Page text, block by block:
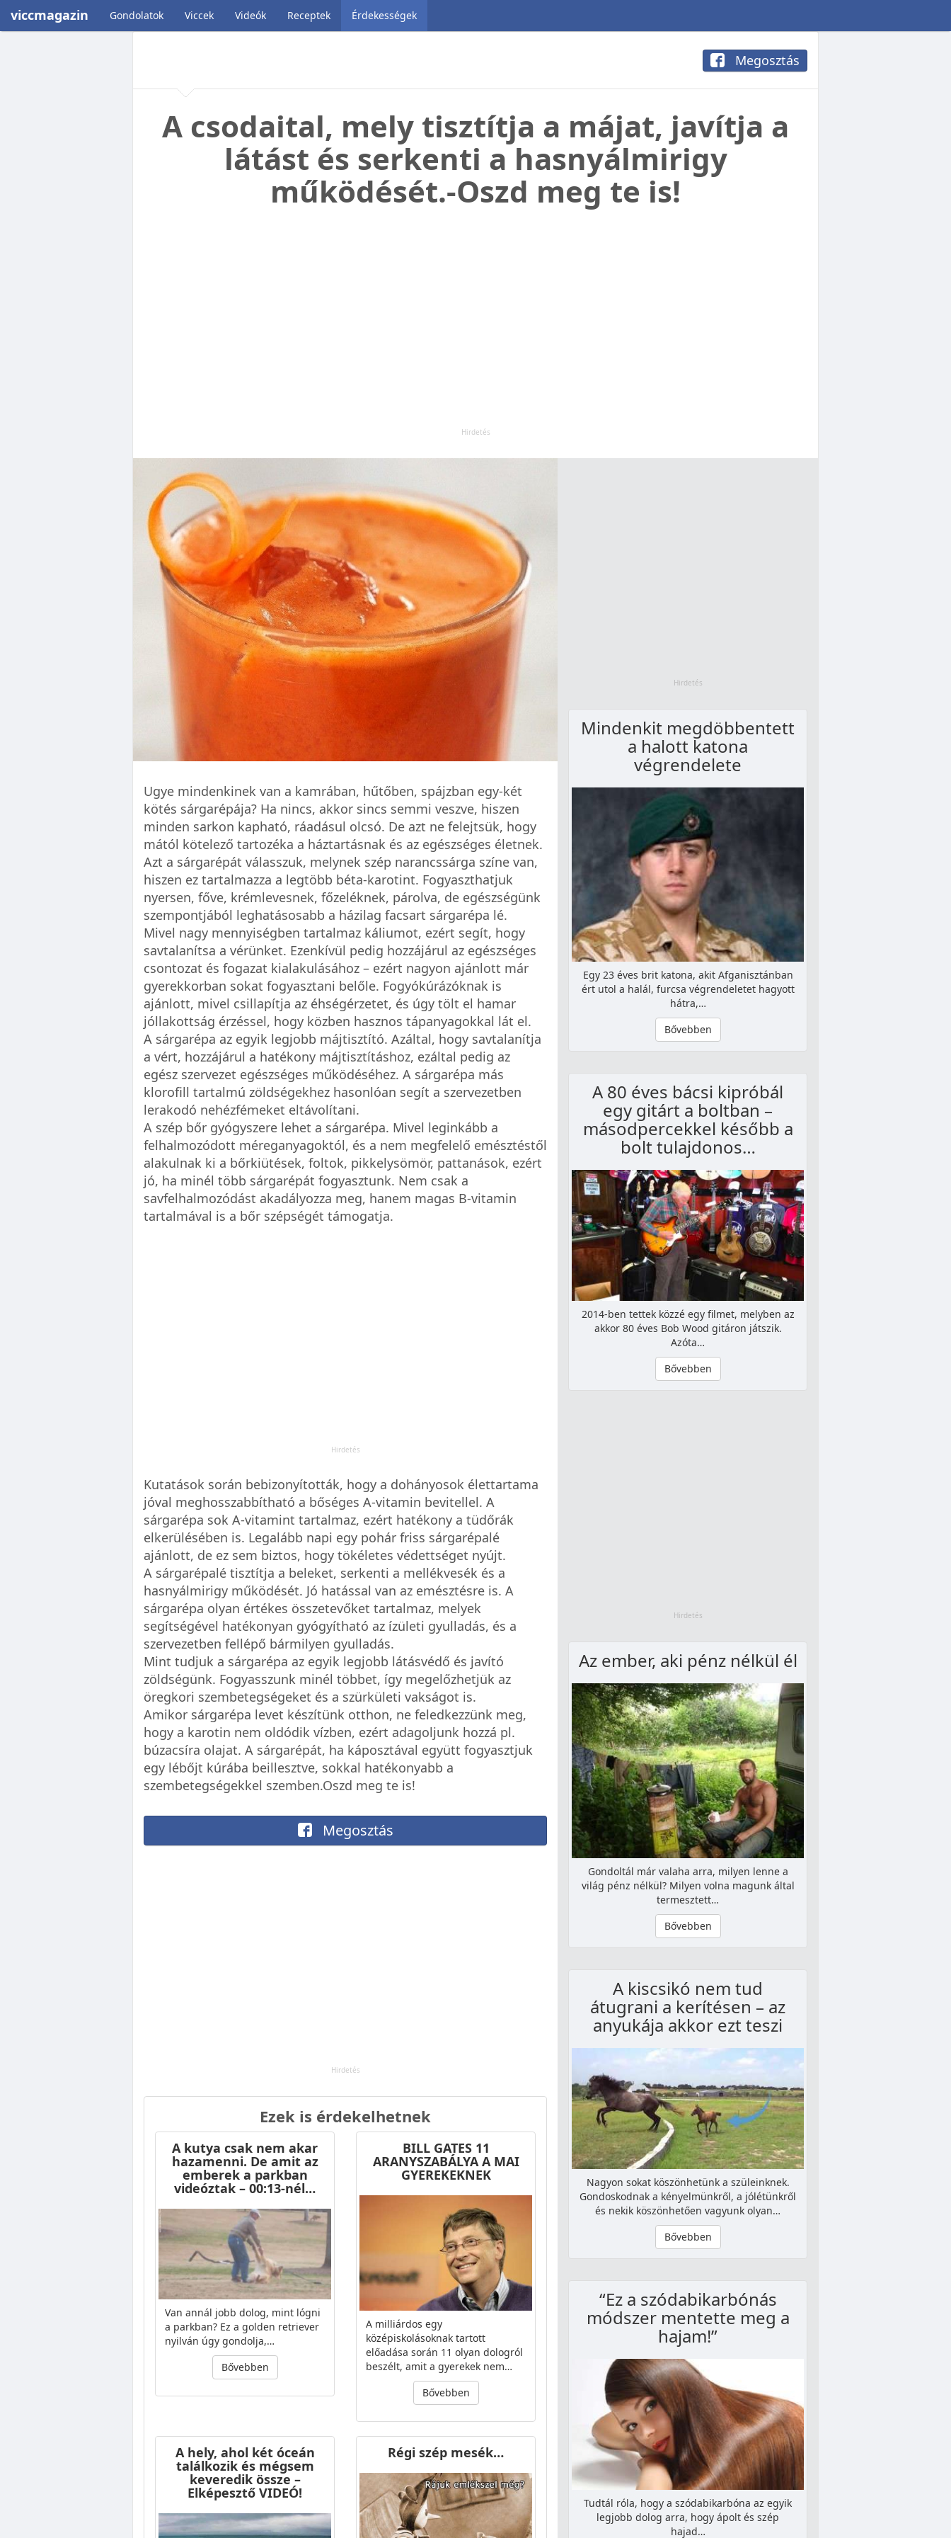
viccmagazin Gondolatok Viccek Videók Receptek Érdekességek
Megosztás
A csodaital, mely tisztítja a májat, javítja a
látást és serkenti a hasnyálmirigy
működését.-Oszd meg te is!
Ugye mindenkinek van a kamrában, hűtőben, spájzban egy-két
kötés sárgarépája? Ha nincs, akkor sincs semmi veszve, hiszen
minden sarkon kapható, ráadásul olcsó. De azt ne felejtsük, hogy
mától kötelező tartozéka a háztartásnak és az egészséges életnek.
Azt a sárgarépát válasszuk, melynek szép narancssárga színe van,
hiszen ez tartalmazza a legtöbb béta-karotint. Fogyaszthatjuk
nyersen, főve, krémlevesnek, főzeléknek, párolva, de egészségünk
szempontjából leghatásosabb a házilag facsart sárgarépa lé.
Mivel nagy mennyiségben tartalmaz káliumot, ezért segít, hogy
savtalanítsa a vérünket. Ezenkívül pedig hozzájárul az egészséges
csontozat és fogazat kialakulásához – ezért nagyon ajánlott már
gyerekkorban sokat fogyasztani belőle. Fogyókúrázóknak is
ajánlott, mivel csillapítja az éhségérzetet, és úgy tölt el hamar
jóllakottság érzéssel, hogy közben hasznos tápanyagokkal lát el.
A sárgarépa az egyik legjobb májtisztító. Azáltal, hogy savtalanítja
a vért, hozzájárul a hatékony májtisztításhoz, ezáltal pedig az
egész szervezet egészséges működéséhez. A sárgarépa más
klorofill tartalmú zöldségekhez hasonlóan segít a szervezetben
lerakodó nehézfémeket eltávolítani.
A szép bőr gyógyszere lehet a sárgarépa. Mivel leginkább a
felhalmozódott méreganyagoktól, és a nem megfelelő emésztéstől
alakulnak ki a bőrkiütések, foltok, pikkelysömör, pattanások, ezért
jó, ha minél több sárgarépát fogyasztunk. Nem csak a
savfelhalmozódást akadályozza meg, hanem magas B-vitamin
tartalmával is a bőr szépségét támogatja.
Kutatások során bebizonyították, hogy a dohányosok élettartama
jóval meghosszabbítható a bőséges A-vitamin bevitellel. A
sárgarépa sok A-vitamint tartalmaz, ezért hatékony a tüdőrák
elkerülésében is. Legalább napi egy pohár friss sárgarépalé
ajánlott, de ez sem biztos, hogy tökéletes védettséget nyújt.
A sárgarépalé tisztítja a beleket, serkenti a mellékvesék és a
hasnyálmirigy működését. Jó hatással van az emésztésre is. A
sárgarépa olyan értékes összetevőket tartalmaz, melyek
segítségével hatékonyan gyógyítható az ízületi gyulladás, és a
szervezetben fellépő bármilyen gyulladás.
Mint tudjuk a sárgarépa az egyik legjobb látásvédő és javító
zöldségünk. Fogyasszunk minél többet, így megelőzhetjük az
öregkori szembetegségeket és a szürkületi vakságot is.
Amikor sárgarépa levet készítünk otthon, ne feledkezzünk meg,
hogy a karotin nem oldódik vízben, ezért adagoljunk hozzá pl.
búzacsíra olajat. A sárgarépát, ha káposztával együtt fogyasztjuk
egy lébőjt kúrába beillesztve, sokkal hatékonyabb a
szembetegségekkel szemben.Oszd meg te is!
Megosztás
Ezek is érdekelhetnek
A kutya csak nem akar
hazamenni. De amit az
emberek a parkban
videóztak – 00:13-nél…
Van annál jobb dolog, mint lógni
a parkban? Ez a golden retriever
nyilván úgy gondolja,…
Bővebben
BILL GATES 11
ARANYSZABÁLYA A MAI
GYEREKEKNEK
A milliárdos egy
középiskolásoknak tartott
előadása során 11 olyan dologról
beszélt, amit a gyerekek nem…
Bővebben
A hely, ahol két óceán
találkozik és mégsem
keveredik össze –
Elképesztő VIDEÓ!
Régi szép mesék…
Mindenkit megdöbbentett
a halott katona
végrendelete
Egy 23 éves brit katona, akit Afganisztánban
ért utol a halál, furcsa végrendeletet hagyott
hátra,…
Bővebben
A 80 éves bácsi kipróbál
egy gitárt a boltban –
másodpercekkel később a
bolt tulajdonos…
2014-ben tettek közzé egy filmet, melyben az
akkor 80 éves Bob Wood gitáron játszik.
Azóta…
Bővebben
Az ember, aki pénz nélkül él
Gondoltál már valaha arra, milyen lenne a
világ pénz nélkül? Milyen volna magunk által
termesztett…
Bővebben
A kiscsikó nem tud
átugrani a kerítésen – az
anyukája akkor ezt teszi
Nagyon sokat köszönhetünk a szüleinknek.
Gondoskodnak a kényelmünkről, a jólétünkről
és nekik köszönhetően vagyunk olyan…
Bővebben
“Ez a szódabikarbónás
módszer mentette meg a
hajam!”
Tudtál róla, hogy a szódabikarbóna az egyik
legjobb dolog arra, hogy ápolt és szép
hajad…